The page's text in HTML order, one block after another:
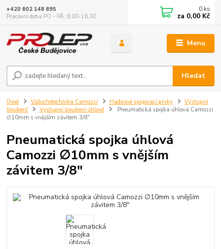
Menu
Hledat
+420 602 148 895
Pracovní doba PO - PÁ: 8,00-16,30
0 ks
za 0,00 Kč
Úvod Vzduchotechnika Camozzi Hadicové spojovací prvky
Výstupní
šroubení
Výstupní šroubení úhlové
Pneumatická spojka úhlová Camozzi
∅10mm s vnějším závitem 3/8"
Pneumatická spojka úhlová
Camozzi ∅10mm s vnějším
závitem 3/8"